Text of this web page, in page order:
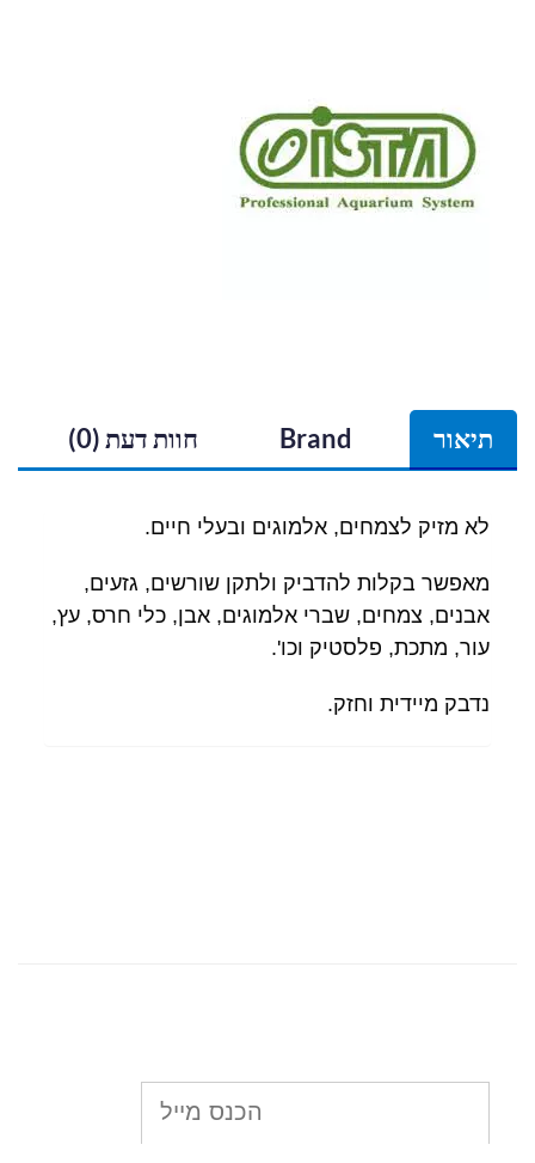
תיאור Brand חוות דעת (0)
לא מזיק לצמחים, אלמוגים ובעלי חיים.
מאפשר בקלות להדביק ולתקן שורשים, גזעים,
אבנים, צמחים, שברי אלמוגים, אבן, כלי חרס, עץ,
עור, מתכת, פלסטיק וכו'.
נדבק מיידית וחזק.